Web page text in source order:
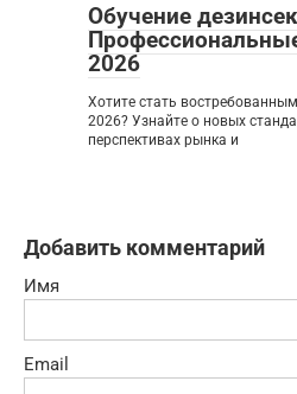
Обучение
2026
Хотите стать
2026? Узнайте о новых
перспективах рынка и
Добавить комментарий
Имя
Email